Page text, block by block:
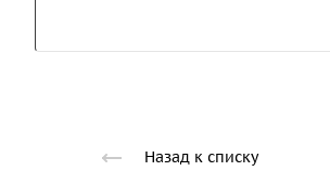
Назад к списку